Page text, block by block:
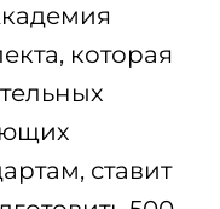
которая
ставит